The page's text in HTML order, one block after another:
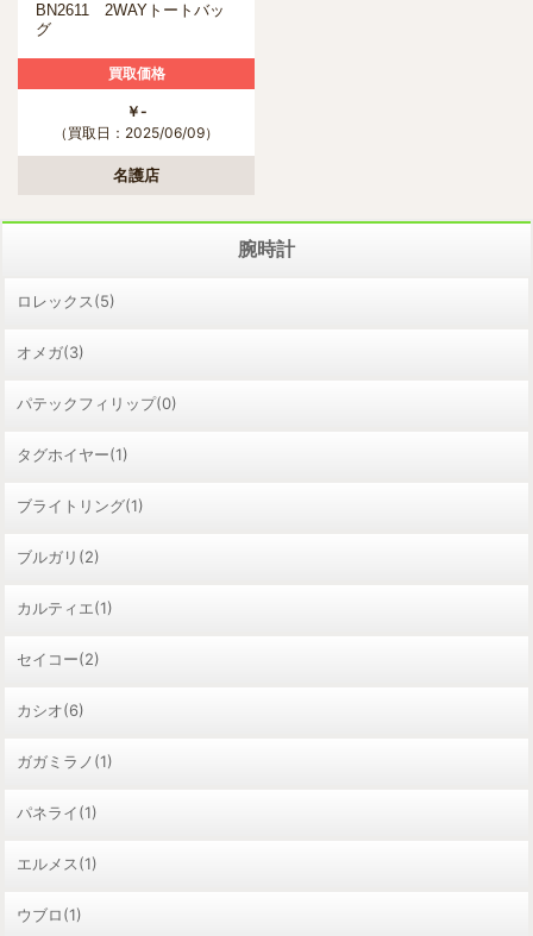
BN2611 2WAYトートバッ
グ
買取価格
￥-
（買取日：2025/06/09）
名護店
腕時計
ロレックス(5)
オメガ(3)
パテックフィリップ(0)
タグホイヤー(1)
ブライトリング(1)
ブルガリ(2)
カルティエ(1)
セイコー(2)
カシオ(6)
ガガミラノ(1)
パネライ(1)
エルメス(1)
ウブロ(1)